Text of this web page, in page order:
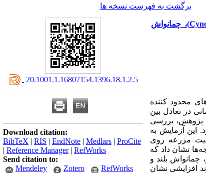
برگشت به فهرست نسخه ها
بررسی شاخص‌‌های مورفولوژیک و فیزیولوژیک سبزفرش‌‌های چایر (Cynodon dactylon [L.] Pers. California Origin)، چمانواش
محدود کننده
در تعادل بین
پژوهش، بررسی
این آزمایش به
روی
نشان داد که
بلند و
افزایشی نشان
‎ 20.1001.1.16807154.1396.18.1.2.5
Download citation:
BibTeX | RIS | EndNote | Medlars | ProCite
| Reference Manager| RefWorks
Send citation to:
Mendeley
Zotero RefWorks